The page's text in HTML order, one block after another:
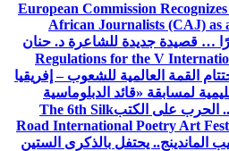
European Commission
African Journalists (CAJ) as
… قصيدة جديدة للشاعرة د. حنان
Regulations for the V
القمة العالمية للشعوب – إفريقيا
لمسابقة «قائد الدبلوماسية
الحرب على الكتبThe 6th Silk
Road International Poetry Art
الماندينج.. يحتفل بالذكرى الستين